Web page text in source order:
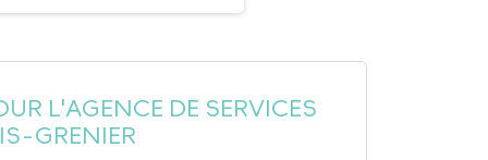
L'AGENCE DE SERVICES
GRENIER